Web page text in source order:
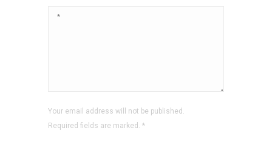
Your email address will not be published.
Required fields are marked. *